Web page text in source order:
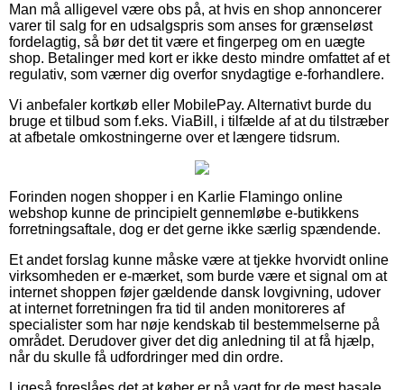
Man må alligevel være obs på, at hvis en shop annoncerer
varer til salg for en udsalgspris som anses for grænseløst
fordelagtig, så bør det tit være et fingerpeg om en uægte
shop. Betalinger med kort er ikke desto mindre omfattet af et
regulativ, som værner dig overfor snydagtige e-forhandlere.
Vi anbefaler kortkøb eller MobilePay. Alternativt burde du
bruge et tilbud som f.eks. ViaBill, i tilfælde af at du tilstræber
at afbetale omkostningerne over et længere tidsrum.
Forinden nogen shopper i en Karlie Flamingo online
webshop kunne de principielt gennemløbe e-butikkens
forretningsaftale, dog er det gerne ikke særlig spændende.
Et andet forslag kunne måske være at tjekke hvorvidt online
virksomheden er e-mærket, som burde være et signal om at
internet shoppen føjer gældende dansk lovgivning, udover
at internet forretningen fra tid til anden monitoreres af
specialister som har nøje kendskab til bestemmelserne på
området. Derudover giver det dig anledning til at få hjælp,
når du skulle få udfordringer med din ordre.